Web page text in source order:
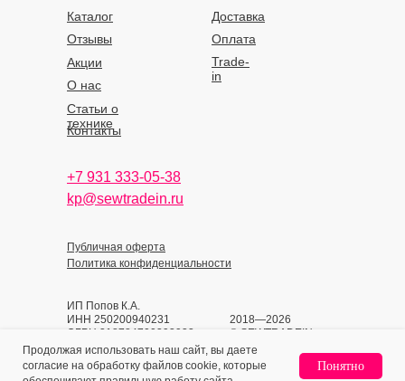
Продолжая использовать наш сайт, вы даете
согласие на обработку файлов cookie, которые
Понятно
Каталог
О нас
Доставка
Статьи о
технике
Оплата
Отзывы
Акции
Контакты
Trade-
in
+7 931 333-05-38
kp@sewtradein.ru
ИП Попов К.А.
ИНН 250200940231
ОГРН 318784700393933
Политика конфиденциальности
Публичная оферта
2018—2026
© SEWTRADEIN